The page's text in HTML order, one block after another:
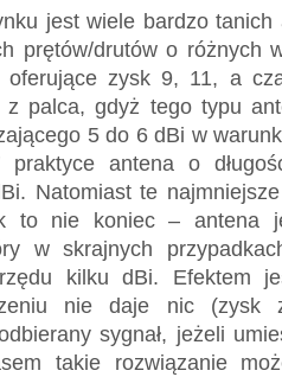
jest wiele bardzo tanich
prętów/drutów o różnych
oferujące zysk 9, 11, a
z palca, gdyż tego typu
5 do 6 dBi w
antena o
Natomiast te
to nie koniec – antena
w skrajnych
kilku dBi. Efektem
nie daje nic (zysk
sygnał, jeżeli
takie rozwiązanie